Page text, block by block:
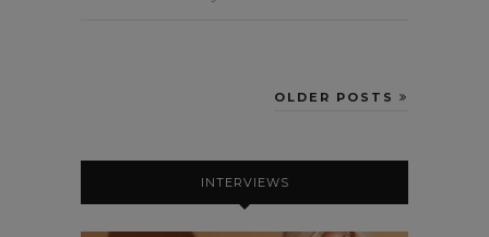
OLDER POSTS
INTERVIEWS